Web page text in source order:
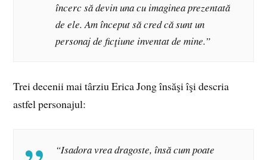
încerc să devin una cu imaginea prezentată
de ele. Am început să cred că sunt un
personaj de ficţiune inventat de mine.”
Trei decenii mai târziu Erica Jong însăşi îşi descria
astfel personajul:
“Isadora vrea dragoste, însă cum poate